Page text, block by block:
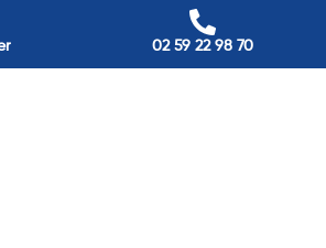
02 59 22 98 70